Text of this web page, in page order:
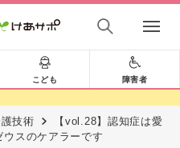
こども 障害者
技術
【vol.28】認知症は愛
スのケアラーです